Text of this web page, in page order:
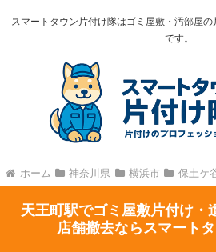
スマートタウン片付け隊はゴミ屋敷・汚部屋
です。
ホーム 神奈川県 横浜市 保土ケ
天王町駅でゴミ屋敷片付け・
店舗撤去ならスマート